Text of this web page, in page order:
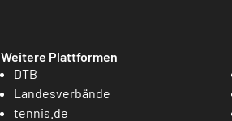
Weitere Plattformen
DTB
Landesverbände
tennis.de